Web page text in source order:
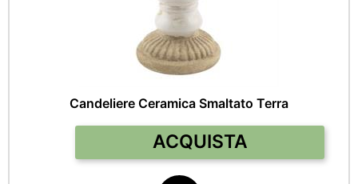
Candeliere Ceramica Smaltato Terra
Quantità
ACQUISTA